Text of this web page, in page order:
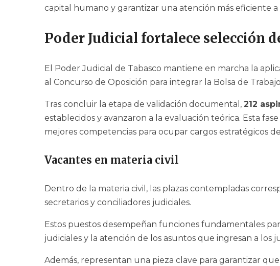
capital humano y garantizar una atención más eficiente a
Poder Judicial fortalece selección
El Poder Judicial de Tabasco mantiene en marcha la
al Concurso de Oposición para integrar la Bolsa de
Tras concluir la etapa de validación documental, 212
establecidos y avanzaron a la evaluación teórica. Esta
mejores competencias para ocupar cargos estratégicos
Vacantes en materia civil
Dentro de la materia civil, las plazas contempladas
secretarios y conciliadores judiciales.
Estos puestos desempeñan funciones fundamentales
judiciales y la atención de los asuntos que ingresan a los
Además, representan una pieza clave para garantizar